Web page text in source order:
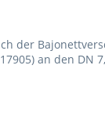
der
an den DN